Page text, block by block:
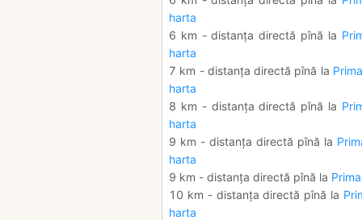
harta
6 km - distanța directă pînă la
harta
7 km - distanța directă pînă la
harta
8 km - distanța directă pînă la
harta
9 km - distanța directă pînă la
harta
9 km - distanța directă pînă la
10 km - distanța directă pînă la
harta